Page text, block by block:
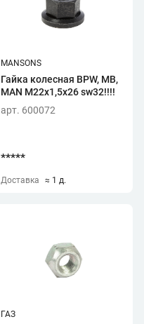
MANSONS
Гайка колесная BPW, MB,
MAN М22х1,5x26 sw32!!!!
арт. 600072
*****
Доставка ≈ 1 д.
ГАЗ